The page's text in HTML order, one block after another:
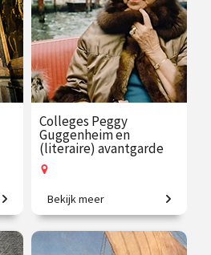
Op locatie
Colleges Peggy
Guggenheim en
(literaire) avantgarde
Van erfgename tot
invloedrijke
kunstverzamelaar.
Bekijk meer